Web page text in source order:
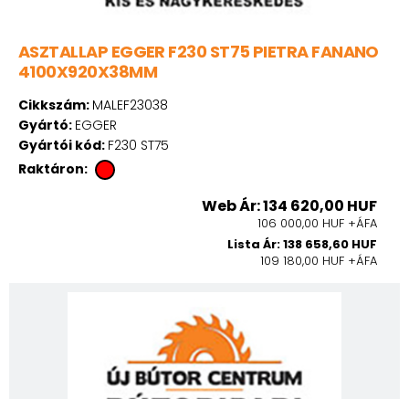
ASZTALLAP EGGER F230 ST75 PIETRA FANANO
4100X920X38MM
Cikkszám: MALEF23038
Gyártó: EGGER
Gyártói kód: F230 ST75
Raktáron:
Web Ár: 134 620,00 HUF
106 000,00 HUF +ÁFA
Lista Ár: 138 658,60 HUF
109 180,00 HUF +ÁFA